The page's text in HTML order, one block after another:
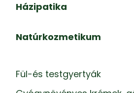
Házipatika
Natúrkozmetikum
Fül-és testgyertyák